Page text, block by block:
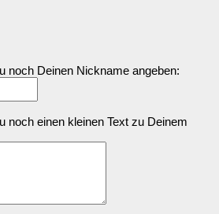
noch Deinen Nickname angeben:
noch einen kleinen Text zu Deinem